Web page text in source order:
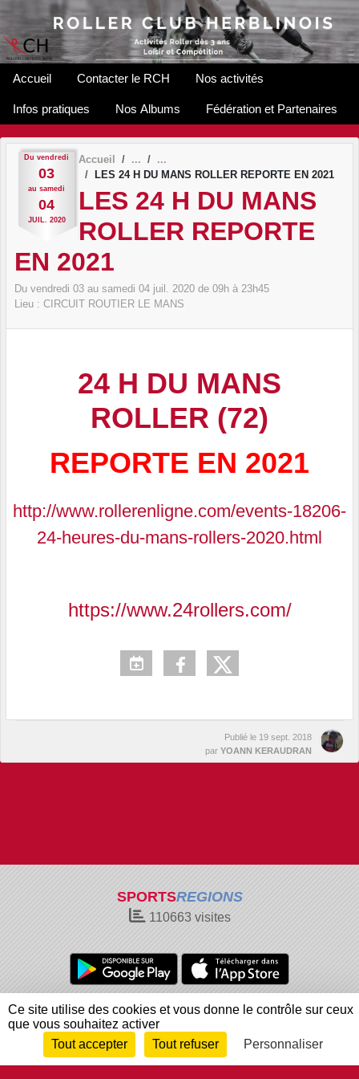
Accueil Contacter le RCH Nos activités
Infos pratiques Nos Albums Fédération et Partenaires
Du vendredi
03
au samedi
04
JUIL. 2020
Accueil
LES 24 H DU MANS ROLLER REPORTE EN 2021
LES 24 H DU MANS
ROLLER REPORTE
EN 2021
Du vendredi 03 au samedi 04 juil. 2020 de 09h à 23h45
Lieu : CIRCUIT ROUTIER LE MANS
24 H DU MANS
ROLLER (72)
REPORTE EN 2021
http://www.rollerenligne.com/events-18206-
24-heures-du-mans-rollers-2020.html
https://www.24rollers.com/
Publié le 19 sept. 2018
par YOANN KERAUDRAN
SPORTSREGIONS
110663 visites
Charte cookies
Gestion des cookies
Informations légales
Signaler un contenu inapproprié
Envie de participer ?
Connexion
Panneau de gestion des cookies
Ce site utilise des cookies et vous donne le contrôle sur ceux
que vous souhaitez activer
Tout accepter
Tout refuser Personnaliser